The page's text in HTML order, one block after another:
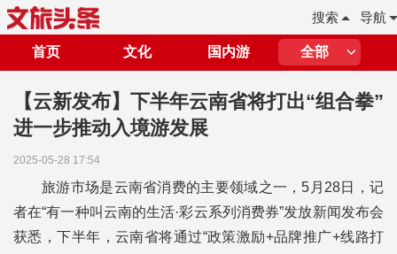
导航
搜索
首页 文化 国内游 全部
【云新发布】下半年云南省将打出“组合拳”
进一步推动入境游发展
2025-05-28 17:54
旅游市场是云南省消费的主要领域之一，5月28日，记
者在“有一种叫云南的生活·彩云系列消费券”发放新闻发布会
获悉，下半年，云南省将通过“政策激励+品牌推广+线路打